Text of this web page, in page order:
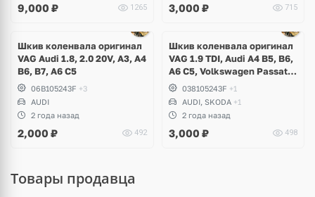
9,000 ₽ 1265 3,000 ₽ 715
Шкив коленвала оригинал
VAG Audi 1.8, 2.0 20V, A3, A4
B6, B7, A6 C5
06B105243F +3
AUDI
2 года назад
2,000 ₽ 492
Шкив коленвала оригинал
VAG 1.9 TDI, Audi A4 B5, B6,
A6 C5, Volkswagen Passat
B5, B5+, Skoda Superb I
038105243F +1
AUDI, SKODA +1
2 года назад
3,000 ₽ 498
Товары продавца